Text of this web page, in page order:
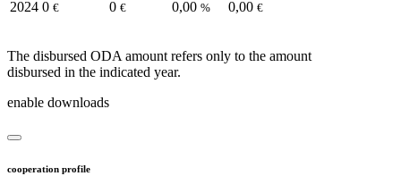
2024 0 € 0 € 0,00 % 0,00 €
The disbursed ODA amount refers only to the amount
disbursed in the indicated year.
enable downloads
cooperation profile